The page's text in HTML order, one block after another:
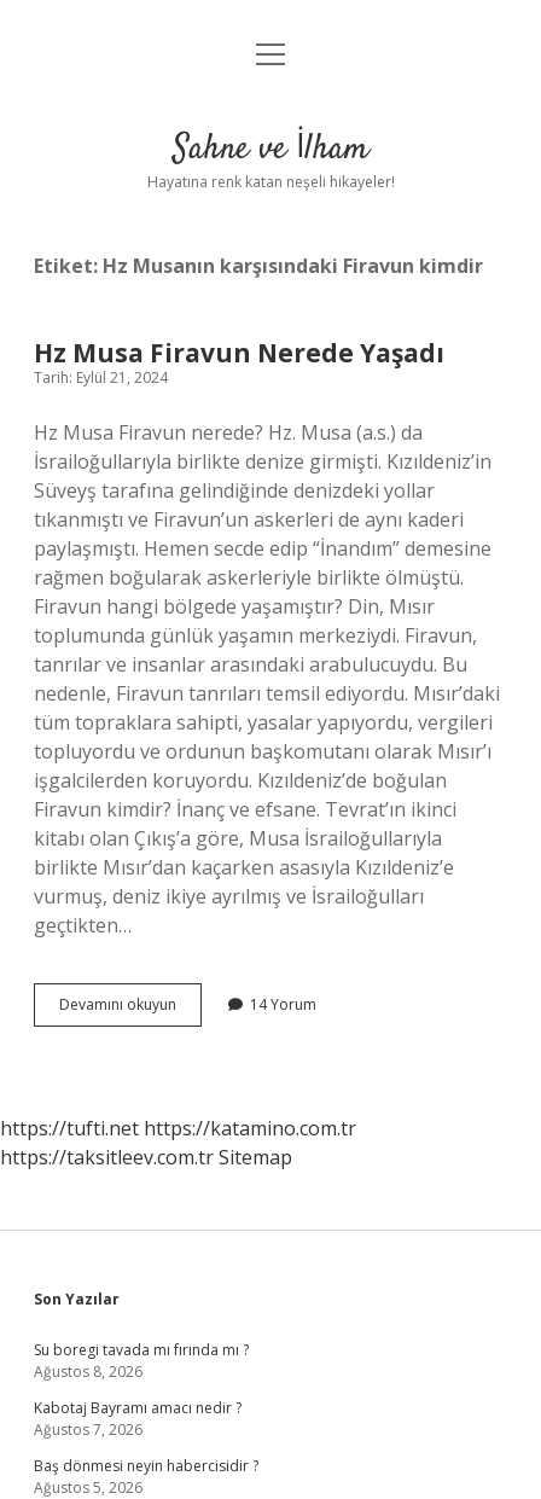
Anasayfa
Yasal Uyarı
menüyü
Sahne ve İlham
Hayatına renk katan neşeli hikayeler!
Etiket: Hz Musanın karşısındaki Firavun kimdir
Hz Musa Firavun Nerede Yaşadı
Tarih: Eylül 21, 2024
Hz Musa Firavun nerede? Hz. Musa (a.s.) da
İsrailoğullarıyla birlikte denize girmişti. Kızıldeniz’in
Süveyş tarafına gelindiğinde denizdeki yollar
tıkanmıştı ve Firavun’un askerleri de aynı kaderi
paylaşmıştı. Hemen secde edip “İnandım” demesine
rağmen boğularak askerleriyle birlikte ölmüştü.
Firavun hangi bölgede yaşamıştır? Din, Mısır
toplumunda günlük yaşamın merkeziydi. Firavun,
tanrılar ve insanlar arasındaki arabulucuydu. Bu
nedenle, Firavun tanrıları temsil ediyordu. Mısır’daki
tüm topraklara sahipti, yasalar yapıyordu, vergileri
topluyordu ve ordunun başkomutanı olarak Mısır’ı
işgalcilerden koruyordu. Kızıldeniz’de boğulan
Firavun kimdir? İnanç ve efsane. Tevrat’ın ikinci
kitabı olan Çıkış’a göre, Musa İsrailoğullarıyla
birlikte Mısır’dan kaçarken asasıyla Kızıldeniz’e
vurmuş, deniz ikiye ayrılmış ve İsrailoğulları
geçtikten…
Devamını okuyun
Musa
14 Yorum
https://tufti.net https://katamino.com.tr
https://taksitleev.com.trSitemap
Sidebar
Son Yazılar
Su boregi tavada mı fırında mı ?
Ağustos 8, 2026
Kabotaj Bayramı amacı nedir ?
Ağustos 7, 2026
Baş dönmesi neyin habercisidir ?
Ağustos 5, 2026